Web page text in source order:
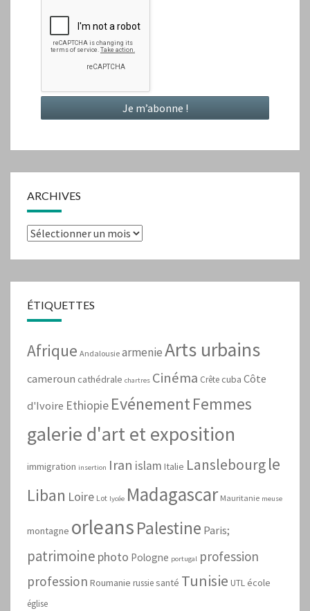
ARCHIVES
Archives
ÉTIQUETTES
Afrique Andalousie armenieArts urbains
cameroun cathédrale chartres Cinéma Crêtecuba Côte
d'Ivoire Ethiopie EvénementFemmes
galerie d'art et exposition
immigration insertion Iran islam Italie Lanslebourgle
Liban Loire Lot lycée Madagascar Mauritanie meuse
montagne orleansPalestine Paris;
patrimoine photo Pologne portugal profession
profession Roumanie russiesanté Tunisie UTLécole
église